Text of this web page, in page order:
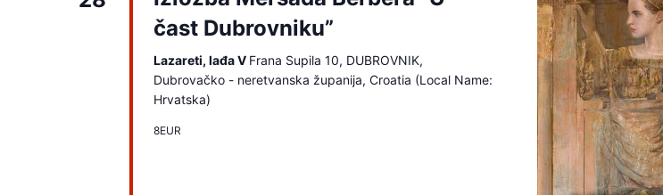
čast Dubrovniku”
Lazareti, lađa V Frana Supila 10, DUBROVNIK,
Dubrovačko - neretvanska županija, Croatia (Local Name:
Hrvatska)
8EUR